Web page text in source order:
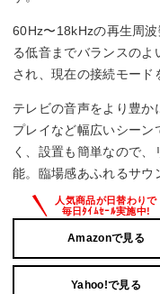
60Hz〜18kHzの再生周
る低音までバランスのよ
され、現在の接続モード
テレビの音声をより豊か
プレイなど幅広いシー
く、設置も簡単なので
能。臨場感あふれるサウ
Amazonで見る
Yahoo!で見る